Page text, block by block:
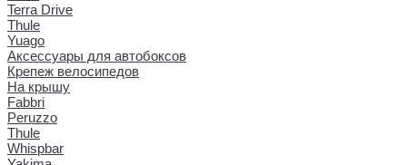
Terra Drive
Thule
Yuago
Аксессуары для автобоксов
Крепеж велосипедов
На крышу
Fabbri
Peruzzo
Thule
Whispbar